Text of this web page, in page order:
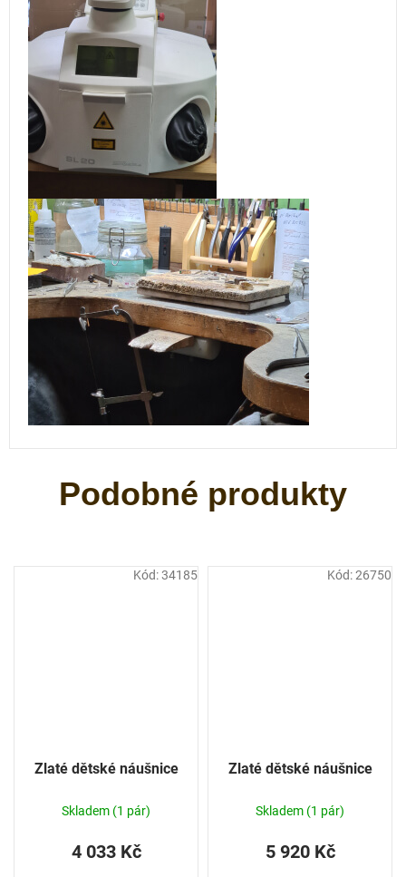
Zlaté dětské náušnice
Skladem (1 pár)
4 033 Kč
Kód:34185
Zlaté dětské náušnice
Skladem (1 pár)
5 920 Kč
Kód:26750